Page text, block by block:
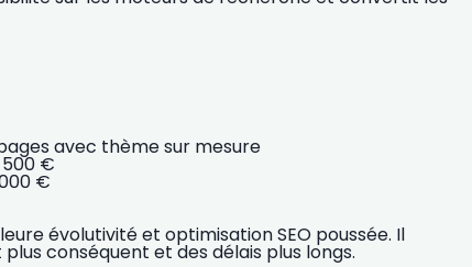
avec thème sur mesure
500 €
€
évolutivité et optimisation SEO poussée. Il
conséquent et des délais plus longs.